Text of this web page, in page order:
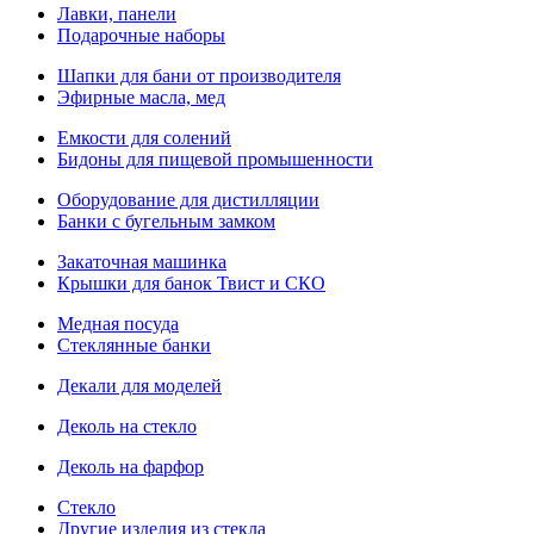
Лавки, панели
Подарочные наборы
Шапки для бани от производителя
Эфирные масла, мед
Емкости для солений
Бидоны для пищевой промышенности
Оборудование для дистилляции
Банки с бугельным замком
Закаточная машинка
Крышки для банок Твист и СКО
Медная посуда
Стеклянные банки
Декали для моделей
Деколь на стекло
Деколь на фарфор
Стекло
Другие изделия из стекла